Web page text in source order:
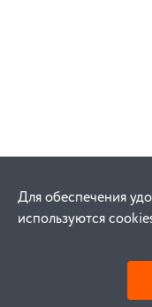
Для обеспечения
используются